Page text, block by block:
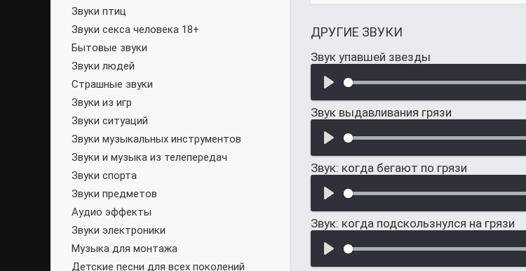
ДРУГИЕ ЗВУКИ
Звук упавшей звезды
Звук выдавливания грязи
Звук: когда бегают по грязи
Звук: когда подскользнулся на грязи
Звуки птиц
Звуки секса человека 18+
Бытовые звуки
Звуки людей
Страшные звуки
Звуки из игр
Звуки ситуаций
Звуки музыкальных инструментов
Звуки и музыка из телепередач
Звуки спорта
Звуки предметов
Аудио эффекты
Звуки электроники
Музыка для монтажа
Детские песни для всех поколений